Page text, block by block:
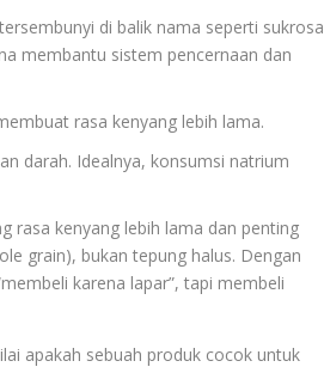
di balik nama seperti
membantu sistem pencernaan dan
rasa kenyang lebih lama.
darah. Idealnya, konsumsi natrium
rasa kenyang lebih lama dan penting
grain), bukan tepung halus. Dengan
karena lapar”, tapi membeli
apakah sebuah produk cocok untuk